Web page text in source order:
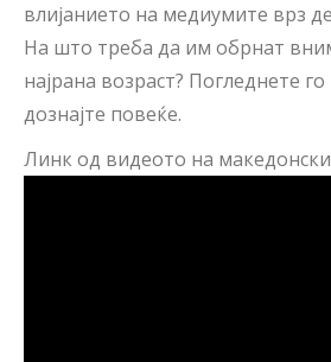
влијанието на медиумите врз
На што треба да им обрнат
најрана возраст? Погледнете
дознајте повеќе.
Линк од видеото на македонски